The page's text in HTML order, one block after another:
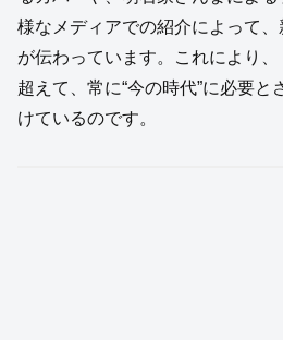
様なメディアでの紹介によって
が伝わっています。これにより
超えて、常に“今の時代”に必要
けているのです。